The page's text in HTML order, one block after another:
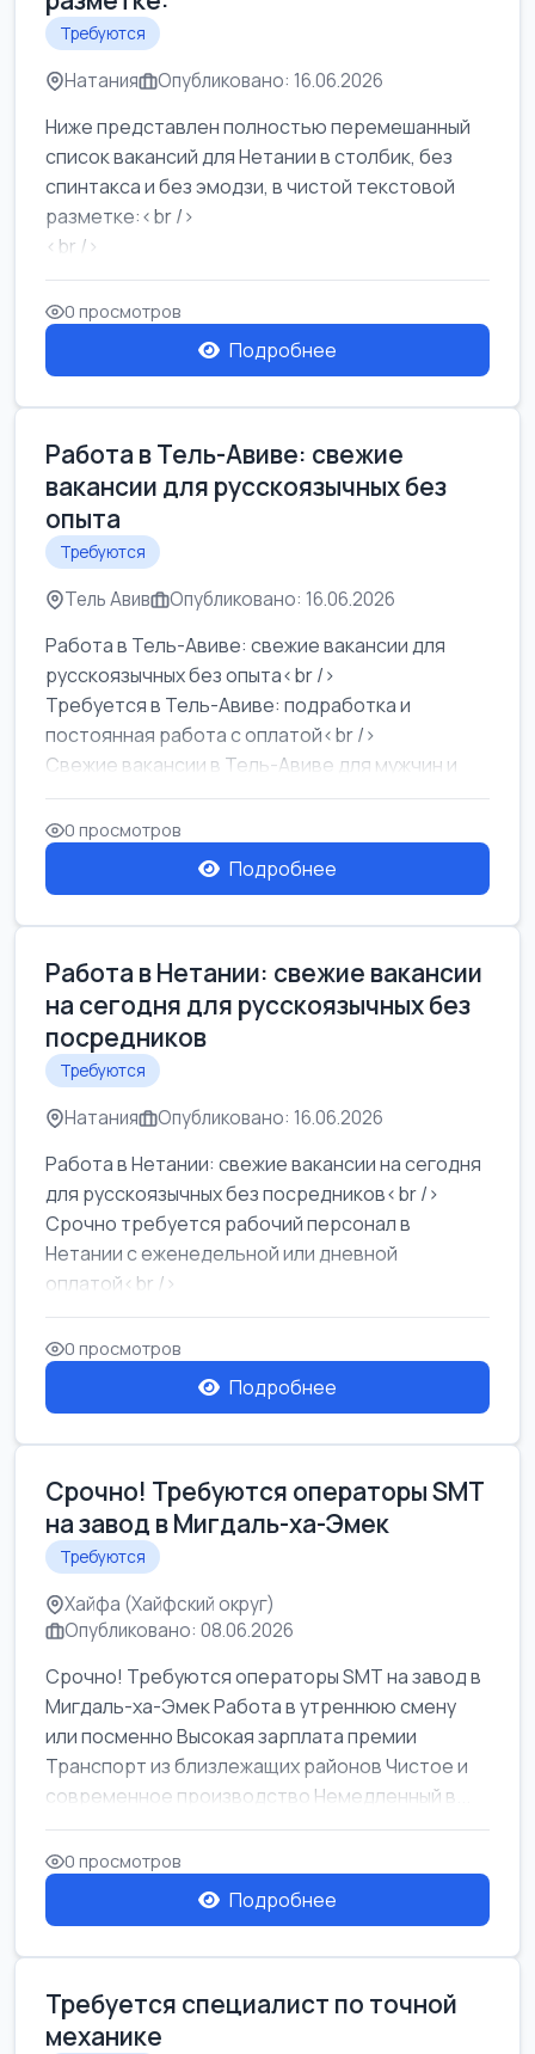
Требуются
Натания Опубликовано: 16.06.2026
Ниже представлен полностью перемешанный
список вакансий для Нетании в столбик, без
спинтакса и без эмодзи, в чистой текстовой
разметке:<br />
<br />
Работа в Нетании на мебельном производстве:
требу...
0 просмотров
Подробнее
Работа в Тель-Авиве: свежие
вакансии для русскоязычных без
опыта
Требуются
Тель Авив Опубликовано: 16.06.2026
Работа в Тель-Авиве: свежие вакансии для
русскоязычных без опыта<br />
Требуется в Тель-Авиве: подработка и
постоянная работа с оплатой<br />
Свежие вакансии в Тель-Авиве для мужчин и
женщин от хозя...
0 просмотров
Подробнее
Работа в Нетании: свежие вакансии
на сегодня для русскоязычных без
посредников
Требуются
Натания Опубликовано: 16.06.2026
Работа в Нетании: свежие вакансии на сегодня
для русскоязычных без посредников<br />
Срочно требуется рабочий персонал в
Нетании с еженедельной или дневной
оплатой<br />
Свежие вакансии в Нетании дл...
0 просмотров
Подробнее
Срочно! Требуются операторы SMT
на завод в Мигдаль-ха-Эмек
Требуются
Хайфа (Хайфский округ)
Опубликовано: 08.06.2026
Срочно! Требуются операторы SMT на завод в
Мигдаль-ха-Эмек Работа в утреннюю смену
или посменно Высокая зарплата премии
Транспорт из близлежащих районов Чистое и
современное производство Немедленный в...
0 просмотров
Подробнее
Требуется специалист по точной
механике